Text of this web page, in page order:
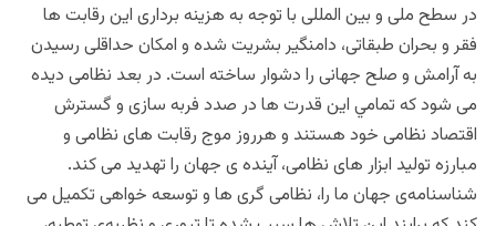
در سطح ملی و بین المللی با توجه به هزینه برداری این رقابت ها
فقر و بحران طبقاتی، دامنگیر بشریت شده و امکان حداقلی رسیدن
به آرامش و صلح جهانی را دشوار ساخته است. در بعد نظامی دیده
می شود که تمامي این قدرت ها در صدد فربه سازی و گسترش
اقتصاد نظامی خود هستند و هرروز موج رقابت های نظامی و
مبارزه تولید ابزار های نظامی، آینده ی جهان را تهدید می کند.
شناسنامه‌ی جهان ما را، نظامی گری ها و توسعه خواهی تکمیل می